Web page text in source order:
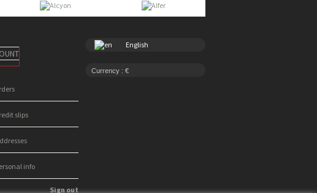
slips
info
Sign out
English
Currency : €